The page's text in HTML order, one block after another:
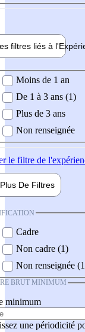
filtres liés à l'
demandée
Moins de 1 an
De 1 à 3 ans (1)
Plus de 3 ans
Non renseignée
le filtre de
Plus De Filtres
Cadre
Non cadre (1)
Non renseignée
BRUT MINIMUM
minimum
une périodicité